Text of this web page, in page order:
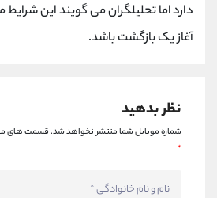
دارد اما تحلیلگران می گویند این شرایط
آغاز یک بازگشت باشد.
نظر بدهید
شماره موبایل شما منتشر نخواهد شد.قسمت های
*